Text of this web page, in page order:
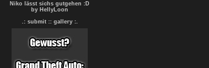
Niko lässt sichs gutgehen :D
by HellyLoon
.: submit : : gallery :.